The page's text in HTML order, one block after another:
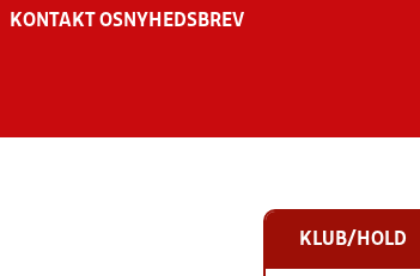
KONTAKT OS NYHEDSBREV
KLUB/HOLD